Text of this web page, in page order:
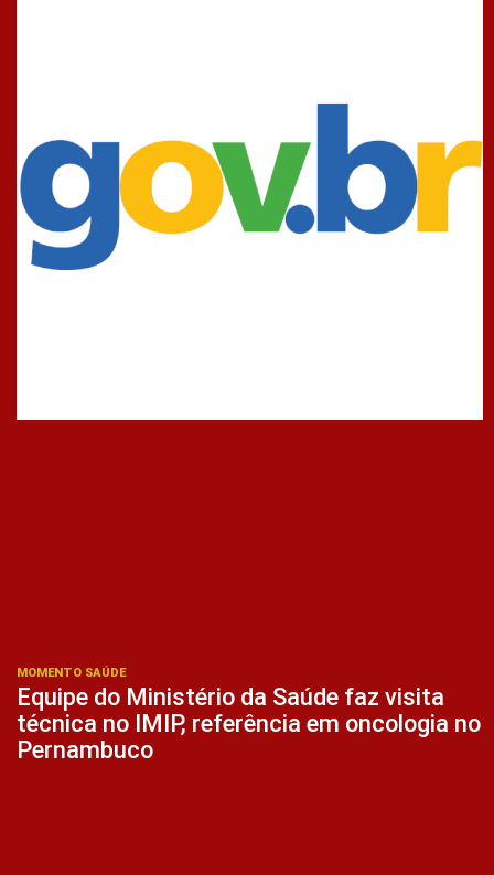
MOMENTO SAÚDE
Equipe do Ministério da Saúde faz visita
técnica no IMIP, referência em oncologia no
Pernambuco